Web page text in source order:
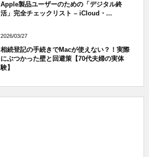
Apple製品ユーザーのための「デジタル終
活」完全チェックリスト – iCloud・...
2026/03/27
相続登記の手続きでMacが使えない？！実際
にぶつかった壁と回避策【70代夫婦の実体
験】